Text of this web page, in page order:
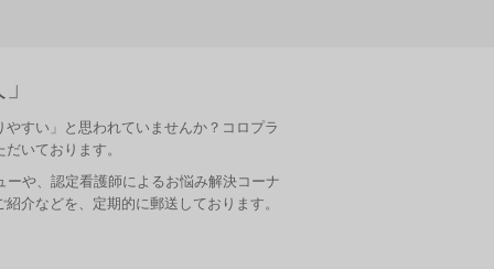
すい」と思われていませんか？コロプラ
いております。
や、認定看護師によるお悩み解決コーナ
介などを、定期的に郵送しております。